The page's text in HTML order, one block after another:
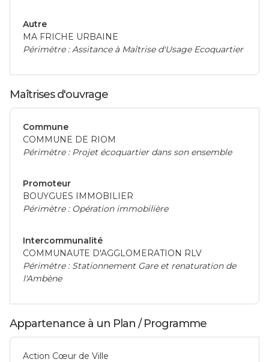
Autre
MA FRICHE URBAINE
Périmètre : Assitance à Maîtrise d'Usage Ecoquartier
Maîtrises d'ouvrage
Commune
COMMUNE DE RIOM
Périmètre : Projet écoquartier dans son ensemble
Promoteur
BOUYGUES IMMOBILIER
Périmètre : Opération immobilière
Intercommunalité
COMMUNAUTE D'AGGLOMERATION RLV
Périmètre : Stationnement Gare et renaturation de
l'Ambène
Appartenance à un Plan / Programme
Action Cœur de Ville